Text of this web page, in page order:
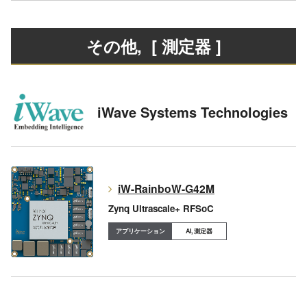
その他, [ 測定器 ]
iWave Systems Technologies
iW-RainboW-G42M
Zynq Ultrascale+ RFSoC
AI, 測定器